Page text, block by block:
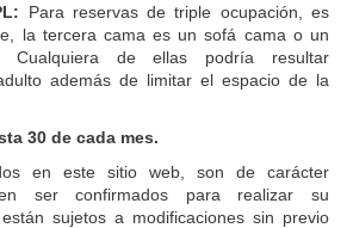
Para reservas de triple ocupación, es
la tercera cama es un sofá cama o un
Cualquiera de ellas podría resultar
además de limitar el espacio de la
30 de cada mes.
en este sitio web, son de carácter
ser confirmados para realizar su
sujetos a modificaciones sin previo